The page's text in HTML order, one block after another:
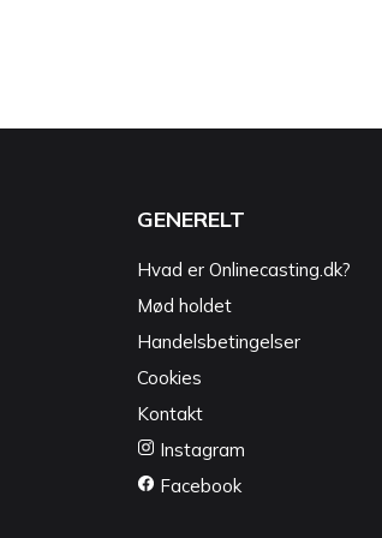
GENERELT
Hvad er Onlinecasting.dk?
Mød holdet
Handelsbetingelser
Cookies
Kontakt
Instagram
Facebook